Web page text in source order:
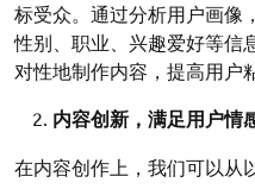
标受众。通过分析用户画像
性别、职业、兴趣爱好等信
对性地制作内容，提高用户
内容创新，满足用户情
在内容创作上，我们可以从